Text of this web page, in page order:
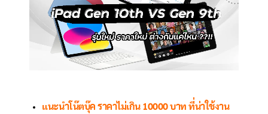
แนะนำโน๊ตบุ๊ค ราคาไม่เกิน 10000 บาท ที่น่าใช้งาน